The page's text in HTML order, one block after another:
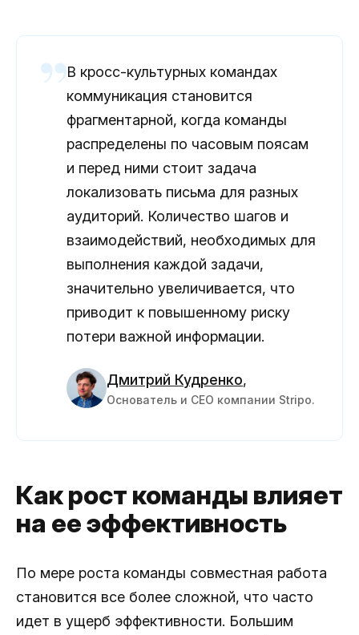
В кросс-культурных командах
коммуникация становится
фрагментарной, когда команды
распределены по часовым поясам
и перед ними стоит задача
локализовать письма для разных
аудиторий. Количество шагов и
взаимодействий, необходимых для
выполнения каждой задачи,
значительно увеличивается, что
приводит к повышенному риску
потери важной информации.
Дмитрий Кудренко,
Основатель и CEO компании Stripo.
Как рост команды влияет
на ее эффективность
По мере роста команды совместная работа
становится все более сложной, что часто
идет в ущерб эффективности. Большим